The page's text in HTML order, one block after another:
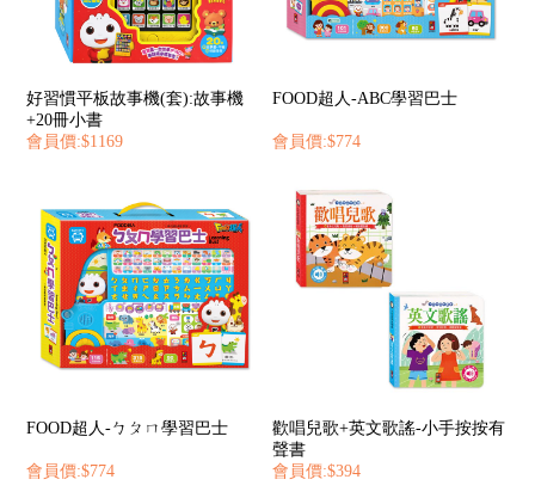
好習慣平板故事機(套):故事機
+20冊小書
會員價:$1169
FOOD超人-ABC學習巴士
會員價:$774
FOOD超人-ㄅㄆㄇ學習巴士
會員價:$774
歡唱兒歌+英文歌謠-小手按按有
聲書
會員價:$394